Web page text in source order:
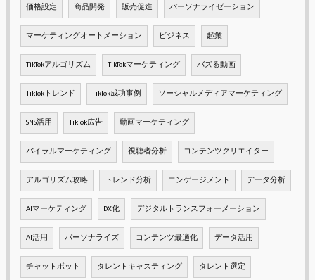
価格設定 商品開発 販売促進 パーソナライゼーション
マーケティングオートメーション ビジネス 起業
TikTokアルゴリズム TikTokマーケティング バズる動画
TikTokトレンド TikTok成功事例 ソーシャルメディアマーケティング
SNS活用 TikTok広告 動画マーケティング
バイラルマーケティング 視聴者分析 コンテンツクリエイター
アルゴリズム攻略 トレンド分析 エンゲージメント データ分析
AIマーケティング DX化 デジタルトランスフォーメーション
AI活用 パーソナライズ コンテンツ最適化 データ活用
チャットボット タレントキャスティング タレント選定